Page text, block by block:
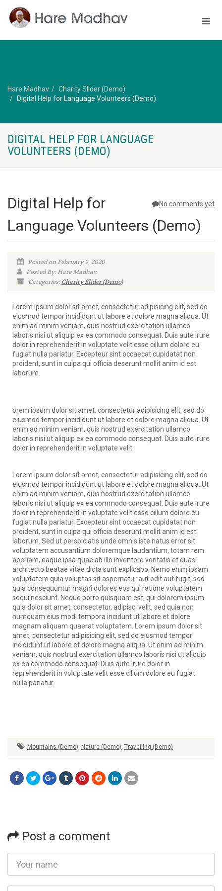
Hare Madhav
Charity Slider (Demo)
Digital Help for Language Volunteers (Demo)
DIGITAL HELP FOR LANGUAGE
VOLUNTEERS (DEMO)
No comments yet
Digital Help for
Language Volunteers (Demo)
Posted on February 9, 2020
Posted By: Hare Madhav
Categories:Charity Slider (Demo)
Lorem ipsum dolor sit amet, consectetur adipisicing elit, sed do
eiusmod tempor incididunt ut labore et dolore magna aliqua. Ut
enim ad minim veniam, quis nostrud exercitation ullamco
laboris nisi ut aliquip ex ea commodo consequat. Duis aute irure
dolor in reprehenderit in voluptate velit esse cillum dolore eu
fugiat nulla pariatur. Excepteur sint occaecat cupidatat non
proident, sunt in culpa qui officia deserunt mollit anim id est
laborum.
orem ipsum dolor sit amet, consectetur adipisicing elit, sed do
eiusmod tempor incididunt ut labore et dolore magna aliqua. Ut
enim ad minim veniam, quis nostrud exercitation ullamco
laboris nisi ut aliquip ex ea commodo consequat. Duis aute irure
dolor in reprehenderit in voluptate velit
Lorem ipsum dolor sit amet, consectetur adipisicing elit, sed do
eiusmod tempor incididunt ut labore et dolore magna aliqua. Ut
enim ad minim veniam, quis nostrud exercitation ullamco
laboris nisi ut aliquip ex ea commodo consequat. Duis aute irure
dolor in reprehenderit in voluptate velit esse cillum dolore eu
fugiat nulla pariatur. Excepteur sint occaecat cupidatat non
proident, sunt in culpa qui officia deserunt mollit anim id est
laborum. Sed ut perspiciatis unde omnis iste natus error sit
voluptatem accusantium doloremque laudantium, totam rem
aperiam, eaque ipsa quae ab illo inventore veritatis et quasi
architecto beatae vitae dicta sunt explicabo. Nemo enim ipsam
voluptatem quia voluptas sit aspernatur aut odit aut fugit, sed
quia consequuntur magni dolores eos qui ratione voluptatem
sequi nesciunt. Neque porro quisquam est, qui dolorem ipsum
quia dolor sit amet, consectetur, adipisci velit, sed quia non
numquam eius modi tempora incidunt ut labore et dolore
magnam aliquam quaerat voluptatem. Lorem ipsum dolor sit
amet, consectetur adipisicing elit, sed do eiusmod tempor
incididunt ut labore et dolore magna aliqua. Ut enim ad minim
veniam, quis nostrud exercitation ullamco laboris nisi ut aliquip
ex ea commodo consequat. Duis aute irure dolor in
reprehenderit in voluptate velit esse cillum dolore eu fugiat
nulla pariatur.
Mountains (Demo), Nature (Demo), Travelling (Demo)
Post a comment